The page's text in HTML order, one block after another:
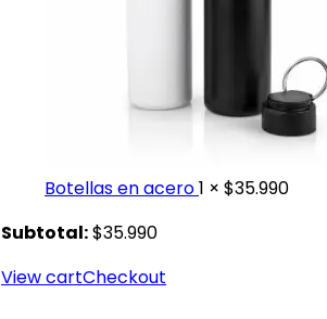
Botellas en acero1 × $35.990
Subtotal:$35.990
View cartCheckout